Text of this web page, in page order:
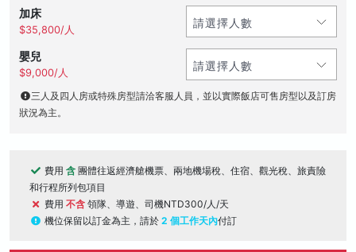
加床
$35,800/人
嬰兒
$9,000/人
三人及四人房或特殊房型請洽客服人員，並以實際飯店可售房型以及訂房
狀況為主。
費用 含 團體往返經濟艙機票、兩地機場稅、住宿、觀光稅、旅責險
和行程所列包項目
費用 不含 領隊、導遊、司機NTD300/人/天
機位保留以訂金為主，請於 2 個工作天內付訂